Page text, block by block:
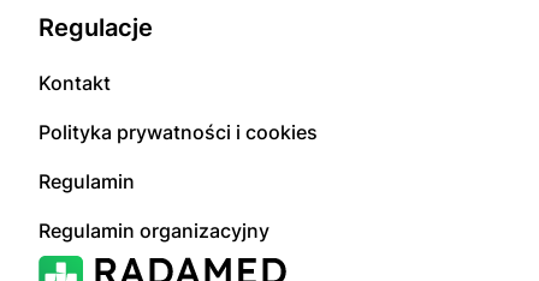
Regulacje
Kontakt
Polityka prywatności i cookies
Regulamin
Regulamin organizacyjny